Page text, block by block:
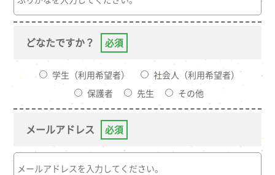
どなたですか？ 必須
学生（利用希望者）
社会人（利用希望者）
保護者
先生 その他
メールアドレス 必須